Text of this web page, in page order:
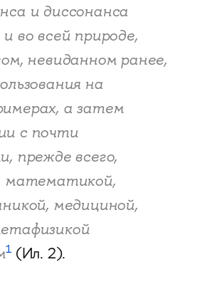
и диссонанса
вовсей природе,
невиданном ранее,
на
а затем
с почти
прежде всего,
математикой,
медициной,
1 (Ил. 2).